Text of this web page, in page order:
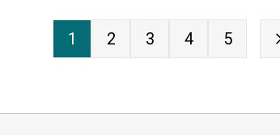
1 2 3 4 5